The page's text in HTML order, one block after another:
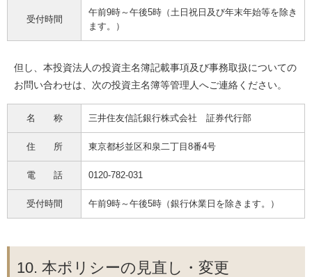
受付時間
午前9時～午後5時（土日祝日及び年末年始等を除き
ます。）
但し、本投資法人の投資主名簿記載事項及び事務取扱についての
お問い合わせは、次の投資主名簿等管理人へご連絡ください。
名 称 三井住友信託銀行株式会社 証券代行部
住 所 東京都杉並区和泉二丁目8番4号
電 話 0120-782-031
受付時間 午前9時～午後5時（銀行休業日を除きます。）
10. 本ポリシーの見直し・変更